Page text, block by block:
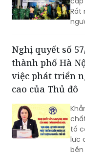
Rất
Nghị quyết số
thành phố Hà
việc phát triển
cao của Thủ đô
tố
lực